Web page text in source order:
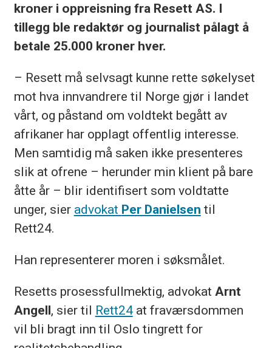
kroner i oppreisning fra Resett AS. I
tillegg ble redaktør og journalist pålagt å
betale 25.000 kroner hver.
– Resett må selvsagt kunne rette søkelyset
mot hva innvandrere til Norge gjør i landet
vårt, og påstand om voldtekt begått av
afrikaner har opplagt offentlig interesse.
Men samtidig må saken ikke presenteres
slik at ofrene – herunder min klient på bare
åtte år – blir identifisert som voldtatte
unger, sier advokat Per Danielsen til
Rett24.
Han representerer moren i søksmålet.
Resetts prosessfullmektig, advokat Arnt
Angell, sier til Rett24at fraværsdommen
vil bli bragt inn til Oslo tingrett for